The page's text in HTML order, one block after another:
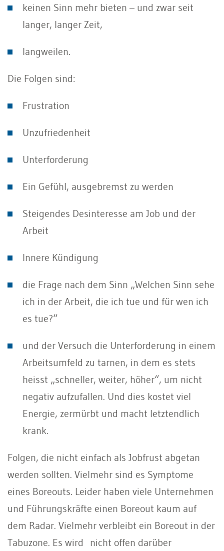
keinen Sinn mehr bieten – und zwar seit
langer, langer Zeit,
langweilen.
Die Folgen sind:
Frustration
Unzufriedenheit
Unterforderung
Ein Gefühl, ausgebremst zu werden
Steigendes Desinteresse am Job und der
Arbeit
Innere Kündigung
die Frage nach dem Sinn „Welchen Sinn sehe
ich in der Arbeit, die ich tue und für wen ich
es tue?“
und der Versuch die Unterforderung in einem
Arbeitsumfeld zu tarnen, in dem es stets
heisst „schneller, weiter, höher“, um nicht
negativ aufzufallen. Und dies kostet viel
Energie, zermürbt und macht letztendlich
krank.
Folgen, die nicht einfach als Jobfrust abgetan
werden sollten. Vielmehr sind es Symptome
eines Boreouts. Leider haben viele Unternehmen
und Führungskräfte einen Boreout kaum auf
dem Radar. Vielmehr verbleibt ein Boreout in der
Tabuzone. Es wird nicht offen darüber